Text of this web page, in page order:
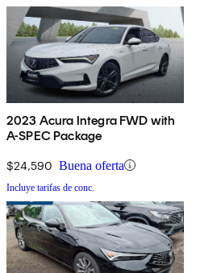
2023 Acura Integra FWD with
A-SPEC Package
$24,590 Buena oferta
Incluye tarifas de conc.